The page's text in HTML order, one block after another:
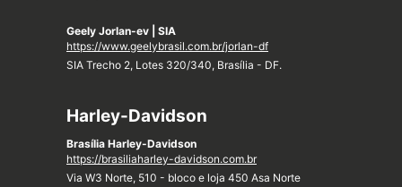
Geely Jorlan-ev | SIA
https://www.geelybrasil.com.br/jorlan-df
SIA Trecho 2, Lotes 320/340, Brasília - DF.
Harley-Davidson
Brasília Harley-Davidson
https://brasiliaharley-davidson.com.br
Via W3 Norte, 510 - bloco e loja 450 Asa Norte